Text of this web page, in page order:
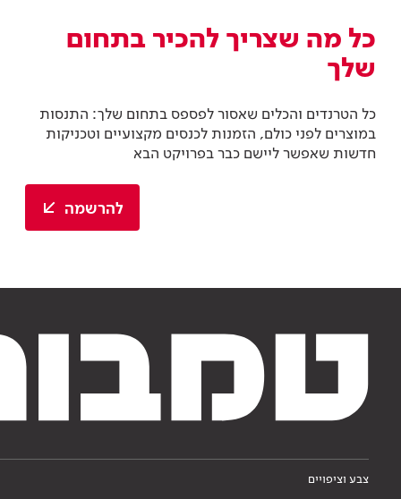
כל מה שצריך להכיר בתחום
שלך
כל הטרנדים והכלים שאסור לפספס בתחום שלך: התנסות
במוצרים לפני כולם, הזמנות לכנסים מקצועיים וטכניקות
חדשות שאפשר ליישם כבר בפרויקט הבא
להרשמה
צבע וציפויים